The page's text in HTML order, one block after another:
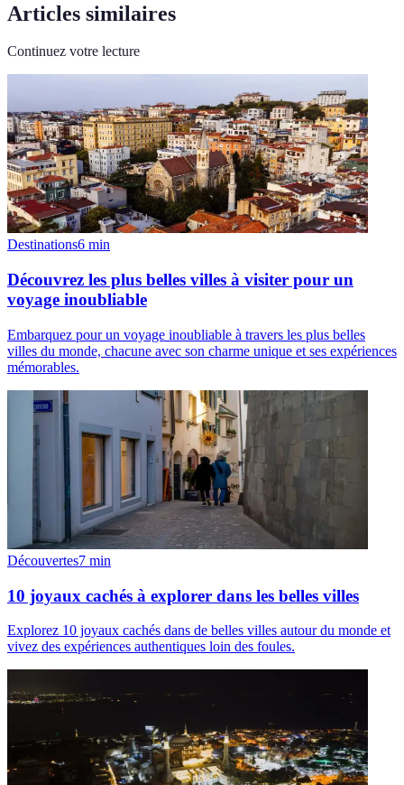
Articles similaires
Continuez votre lecture
Destinations6 min
Découvrez les plus belles villes à visiter pour un
voyage inoubliable
Embarquez pour un voyage inoubliable à travers les plus belles
villes du monde, chacune avec son charme unique et ses expériences
mémorables.
Découvertes7 min
10 joyaux cachés à explorer dans les belles villes
Explorez 10 joyaux cachés dans de belles villes autour du monde et
vivez des expériences authentiques loin des foules.